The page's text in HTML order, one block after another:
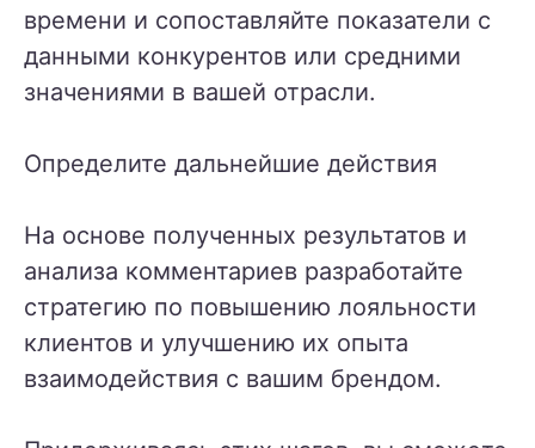
времени и сопоставляйте показатели с
данными конкурентов или средними
значениями в вашей отрасли.
Определите дальнейшие действия
На основе полученных результатов и
анализа комментариев разработайте
стратегию по повышению лояльности
клиентов и улучшению их опыта
взаимодействия с вашим брендом.